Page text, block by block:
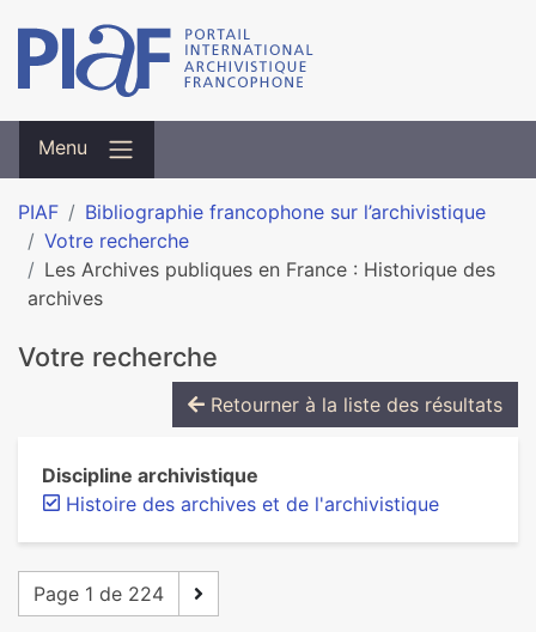
Menu
PIAF
Bibliographie francophone sur l’archivistique
Votre recherche
Les Archives publiques en France : Historique des
archives
Votre recherche
Retourner à la liste des résultats
Discipline archivistique
Histoire des archives et de l'archivistique
Page 1 de 224